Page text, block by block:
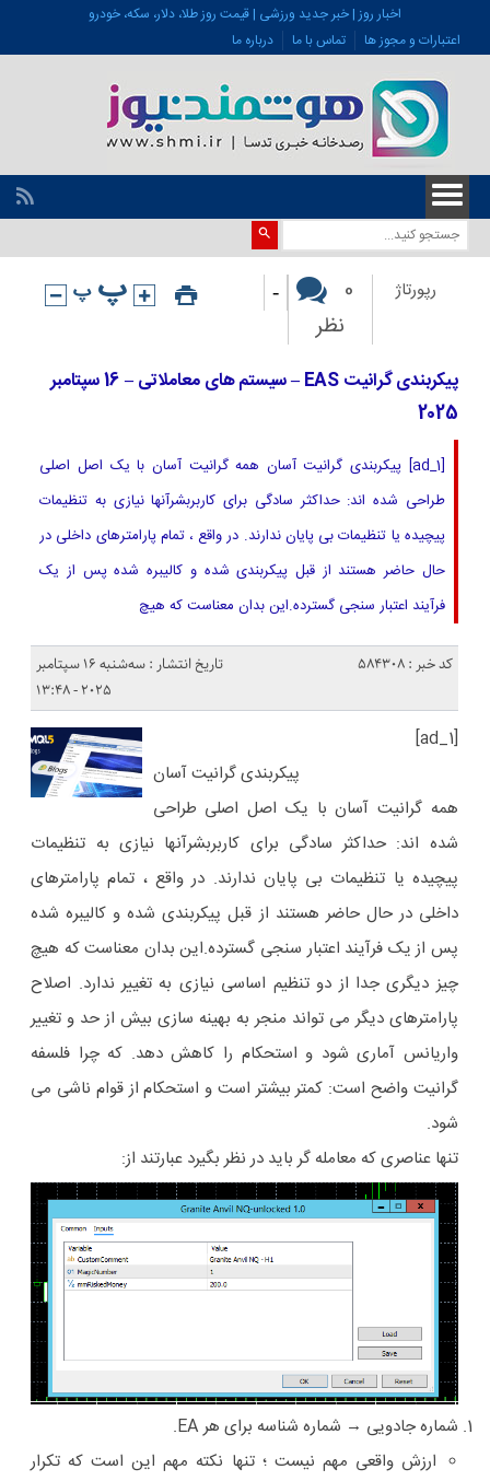
اخبار روز | خبر جدید ورزشی | قیمت روز طلا، دلار، سکه، خودرو
اعتبارات و مجوز ها
تماس با ما درباره ما
رپورتاژ
0
نظر
-
پیکربندی گرانیت EAS – سیستم های معاملاتی – 16 سپتامبر
2025
[ad_1] پیکربندی گرانیت آسان همه گرانیت آسان با یک اصل اصلی
طراحی شده اند: حداکثر سادگی برای کاربربشرآنها نیازی به تنظیمات
پیچیده یا تنظیمات بی پایان ندارند. در واقع ، تمام پارامترهای داخلی در
حال حاضر هستند از قبل پیکربندی شده و کالیبره شده پس از یک
فرآیند اعتبار سنجی گسترده.این بدان معناست که هیچ
کد خبر : 584308
تاریخ انتشار : سه‌شنبه 16 سپتامبر
2025 - 13:48
[ad_1]
پیکربندی گرانیت آسان
همه گرانیت آسانبا یک اصل اصلی طراحی
شده اند: حداکثر سادگی برای کاربربشرآنها نیازی به تنظیمات
پیچیده یا تنظیمات بی پایان ندارند. در واقع ، تمام پارامترهای
داخلی در حال حاضر هستند از قبل پیکربندی شده و کالیبره شده
پس از یک فرآیند اعتبار سنجی گسترده.این بدان معناست که هیچ
چیز دیگری جدا از دو تنظیم اساسی نیازی به تغییر ندارد. اصلاح
پارامترهای دیگر می تواند منجر به بهینه سازی بیش از حد و تغییر
واریانس آماری شود و استحکام را کاهش دهد. که چرا فلسفه
گرانیت واضح است: کمتر بیشتر است و استحکام از قوام ناشی می
شود.
تنها عناصری که معامله گر باید در نظر بگیرد عبارتند از:
شماره جادویی → شماره شناسه برای هر EA.
ارزش واقعی مهم نیست ؛ تنها نکته مهم این است که تکرار